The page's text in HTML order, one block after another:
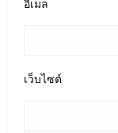
อีเมล
เว็บไซต์